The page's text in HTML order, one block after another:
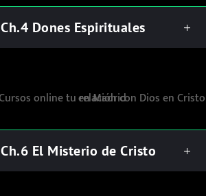
Ch.4 Dones Espirituales
Ch.6 El Misterio de Cristo